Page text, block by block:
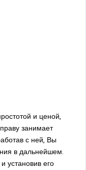
и ценой,
занимает
с ней, Вы
в дальнейшем.
установив его